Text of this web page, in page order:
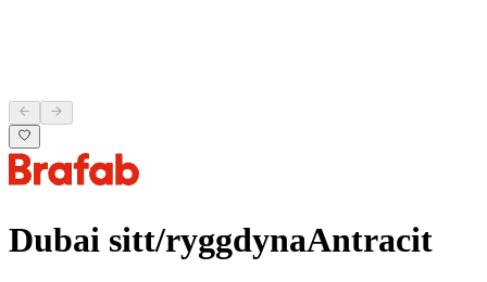
Dubai sitt/ryggdynaAntracit